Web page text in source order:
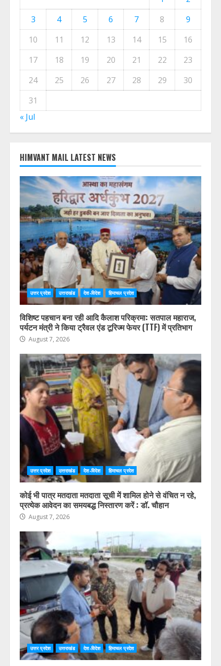
3
4 5 6 7 8
9
10
11 12 13 14 15
16
17
18 19 20 21 22
23
24
25 26 27 28 29
30
31
« Jul
HIMVANT MAIL LATEST NEWS
उत्तर प्रदेश उत्तराखंड देश-विदेश हिमाचल प्रदेश
विशिष्ट पहचान बना रही आदि कैलाश परिक्रमा: सतपाल महाराज,
पर्यटन मंत्री ने किया ट्रैवल एंड टूरिज्म फेयर (TTF) में प्रतिभाग
August 7, 2026
उत्तर प्रदेश उत्तराखंड देश-विदेश हिमाचल प्रदेश
कोई भी पात्र मतदाता मतदाता सूची में शामिल होने से वंचित न रहे,
प्रत्येक आवेदन का समयबद्ध निस्तारण करें : डॉ. चौहान
August 7, 2026
उत्तर प्रदेश उत्तराखंड देश-विदेश हिमाचल प्रदेश